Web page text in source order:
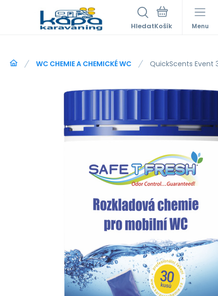
Hledat Menu
WC CHEMIE A CHEMICKÉ WC QuickScents Event